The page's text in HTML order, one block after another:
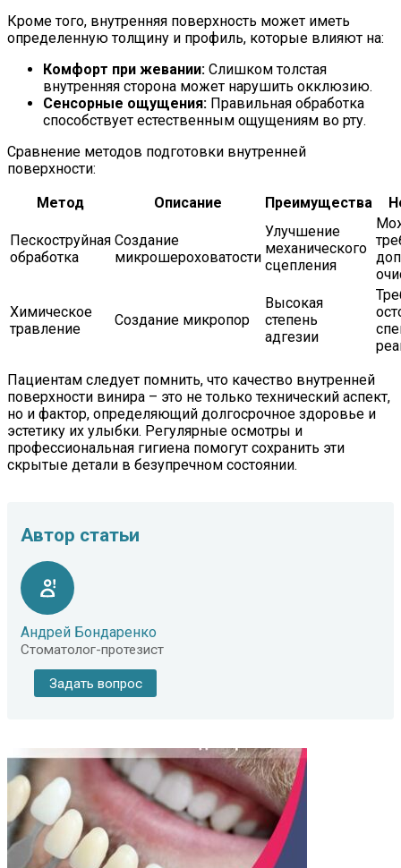
Кроме того, внутренняя поверхность может иметь
определенную толщину и профиль, которые влияют на:
Комфорт при жевании: Слишком толстая
внутренняя сторона может нарушить окклюзию.
Сенсорные ощущения: Правильная обработка
способствует естественным ощущениям во рту.
Сравнение методов подготовки внутренней
поверхности:
Метод
Описание Преимущества
Пескоструйная
обработка
Создание
микрошероховатости
Улучшение
механического
сцепления
Химическое
травление
Создание микропор
Высокая
степень
адгезии
Пациентам следует помнить, что качество внутренней
поверхности винира – это не только технический аспект,
но и фактор, определяющий долгосрочное здоровье и
эстетику их улыбки. Регулярные осмотры и
профессиональная гигиена помогут сохранить эти
скрытые детали в безупречном состоянии.
Автор статьи
Андрей Бондаренко
Стоматолог-протезист
Задать вопрос